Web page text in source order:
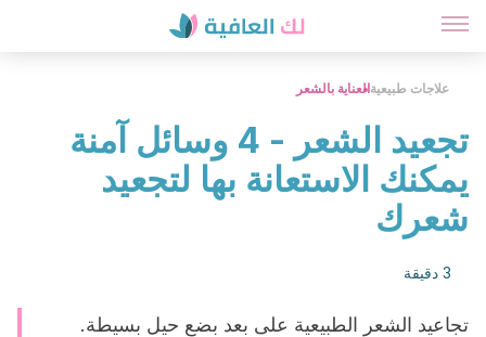
علاجات طبيعيةالعناية بالشعر
تجعيد الشعر - 4 وسائل آمنة
يمكنك الاستعانة بها لتجعيد
شعرك
3 دقيقة
تجاعيد الشعر الطبيعية على بعد بضع حيل بسيطة.